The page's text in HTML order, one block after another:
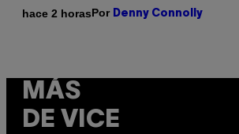
hace 2 horasPor Denny Connolly
MÁS
DE VICE